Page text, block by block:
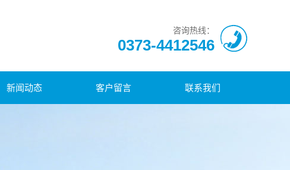
咨询热线：
0373-4412546
新闻动态 客户留言 联系我们